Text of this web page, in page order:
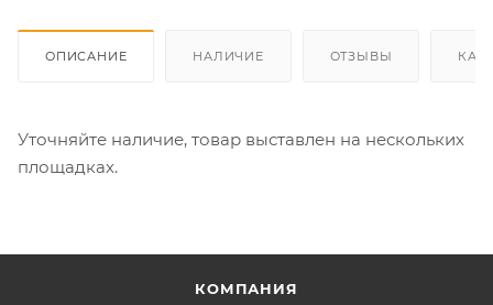
ОПИСАНИЕ НАЛИЧИЕ ОТЗЫВЫ КАК
Уточняйте наличие, товар выставлен на нескольких
площадках.
КОМПАНИЯ